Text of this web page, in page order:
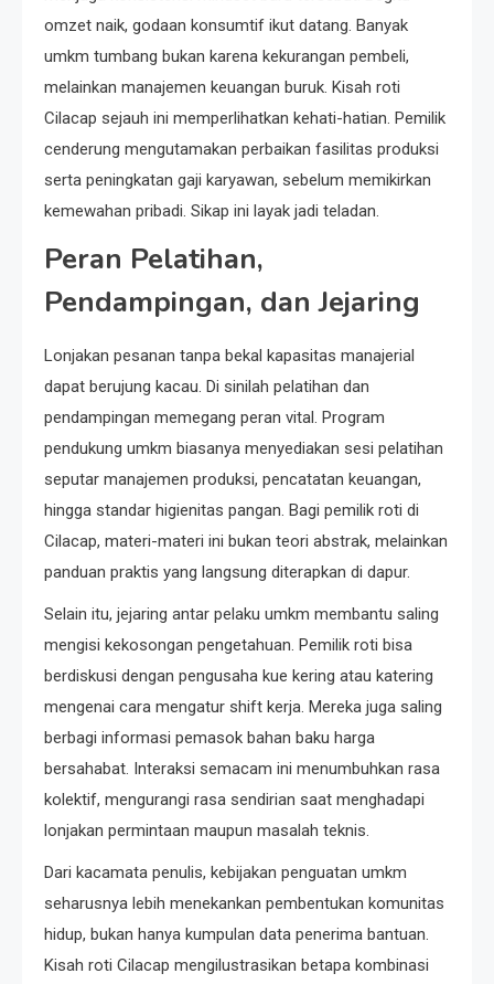
omzet naik, godaan konsumtif ikut datang. Banyak
umkm tumbang bukan karena kekurangan pembeli,
melainkan manajemen keuangan buruk. Kisah roti
Cilacap sejauh ini memperlihatkan kehati-hatian. Pemilik
cenderung mengutamakan perbaikan fasilitas produksi
serta peningkatan gaji karyawan, sebelum memikirkan
kemewahan pribadi. Sikap ini layak jadi teladan.
Peran Pelatihan,
Pendampingan, dan Jejaring
Lonjakan pesanan tanpa bekal kapasitas manajerial
dapat berujung kacau. Di sinilah pelatihan dan
pendampingan memegang peran vital. Program
pendukung umkm biasanya menyediakan sesi pelatihan
seputar manajemen produksi, pencatatan keuangan,
hingga standar higienitas pangan. Bagi pemilik roti di
Cilacap, materi-materi ini bukan teori abstrak, melainkan
panduan praktis yang langsung diterapkan di dapur.
Selain itu, jejaring antar pelaku umkm membantu saling
mengisi kekosongan pengetahuan. Pemilik roti bisa
berdiskusi dengan pengusaha kue kering atau katering
mengenai cara mengatur shift kerja. Mereka juga saling
berbagi informasi pemasok bahan baku harga
bersahabat. Interaksi semacam ini menumbuhkan rasa
kolektif, mengurangi rasa sendirian saat menghadapi
lonjakan permintaan maupun masalah teknis.
Dari kacamata penulis, kebijakan penguatan umkm
seharusnya lebih menekankan pembentukan komunitas
hidup, bukan hanya kumpulan data penerima bantuan.
Kisah roti Cilacap mengilustrasikan betapa kombinasi